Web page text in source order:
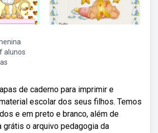
alunos
de caderno para imprimir e
escolar dos seus filhos. Temos
e em preto e branco, além de
grátis o arquivo pedagogia da